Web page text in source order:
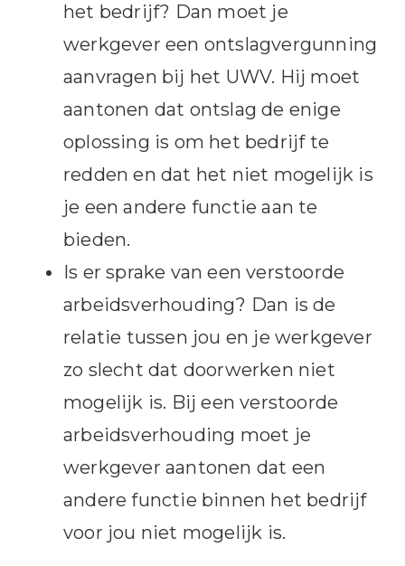
het bedrijf? Dan moet je
werkgever een ontslagvergunning
aanvragen bij het UWV. Hij moet
aantonen dat ontslag de enige
oplossing is om het bedrijf te
redden en dat het niet mogelijk is
je een andere functie aan te
bieden.
Is er sprake van een verstoorde
arbeidsverhouding? Dan is de
relatie tussen jou en je werkgever
zo slecht dat doorwerken niet
mogelijk is. Bij een verstoorde
arbeidsverhouding moet je
werkgever aantonen dat een
andere functie binnen het bedrijf
voor jou niet mogelijk is.